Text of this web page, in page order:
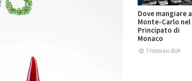
Dove mangiare a
Monte-Carlo nel
Principato di
Monaco
7 Febbraio 2024